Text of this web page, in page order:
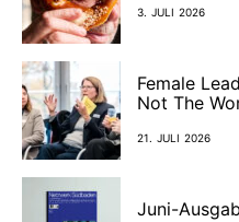
3. JULI 2026
Female
Not The
21. JULI 2026
Juni-